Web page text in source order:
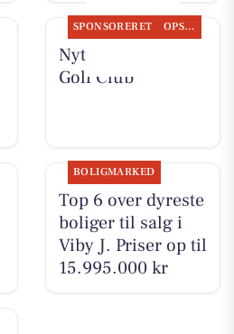
SPONSORERET OPSLAGSTAVLEN
Nyt fra Aarhus
Golf Club
BOLIGMARKED
Top 6 over dyreste
boliger til salg i
Viby J. Priser op til
15.995.000 kr